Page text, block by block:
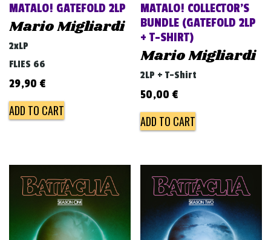
MATALO! GATEFOLD 2LP
Mario Migliardi
2xLP
FLIES 66
29,90 €
ADD TO CART
MATALO! COLLECTOR’S
BUNDLE (GATEFOLD 2LP
+ T-SHIRT)
Mario Migliardi
2LP + T-Shirt
50,00 €
ADD TO CART